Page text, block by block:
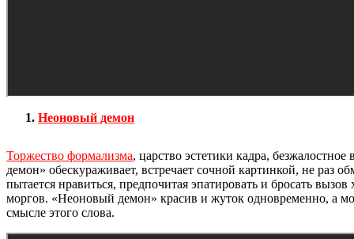
Неоновый демон
Торжество формализма, царство эстетики кадра,
демон» обескураживает, встречает сочной картинкой, не
пытается нравиться, предпочитая эпатировать и бросать
моргов. «Неоновый демон» красив и жуток одновременно, а
смысле этого слова.